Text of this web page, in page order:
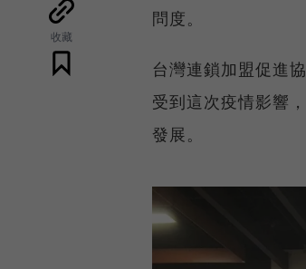
收藏
問度。
台灣連鎖加盟促進
受到這次疫情影響
發展。